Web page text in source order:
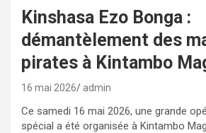
Kinshasa Ezo Bonga :
démantèlement des
pirates à Kintambo
16 mai 2026 admin
Ce samedi 16 mai 2026, une grande
spécial a été organisée à Kintambo